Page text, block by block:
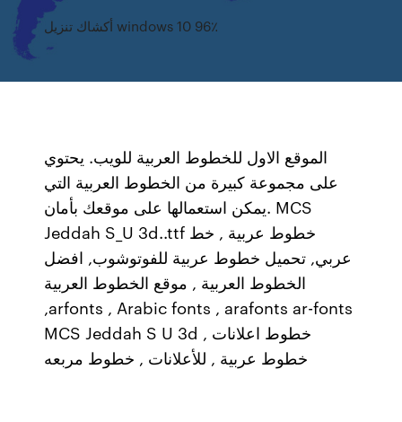
أكشاك تنزيل windows 10 96٪
الموقع الاول للخطوط العربية للويب. يحتوي
على مجموعة كبيرة من الخطوط العربية التي
يمكن استعمالها على موقعك بأمان. MCS
Jeddah S_U 3d..ttf خطوط عربية , خط
عربي, تحميل خطوط عربية للفوتوشوب, افضل
الخطوط العربية , موقع الخطوط العربية
,arfonts , Arabic fonts , arafonts ar-fonts
MCS Jeddah S U 3d خطوط اعلانات ,
خطوط عربية , للأعلانات , خطوط مربعه